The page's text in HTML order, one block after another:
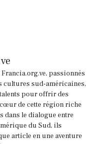
passionnés
cultures sud-américaines,
pour offrir des
de cette région riche
dans le dialogue entre
du Sud, ils
article en une aventure